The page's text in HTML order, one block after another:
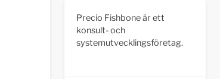
Precio Fishbone är ett
konsult- och
systemutvecklingsföretag.